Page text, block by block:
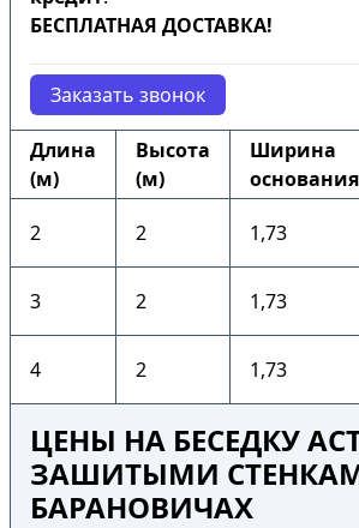
БЕСПЛАТНАЯ ДОСТАВКА!
Заказать звонок
Длина
(м)
Высота
(м)
Ширина
2 2 1,73
3 2 1,73
4 2 1,73
ЦЕНЫ НА БЕСЕДКУ
ЗАШИТЫМИ
БАРАНОВИЧАХ